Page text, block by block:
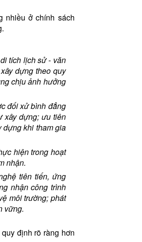
nhiều ở chính sách
tích lịch sử - văn
dựng theo quy
chịu ảnh hưởng
đối xử bình đẳng
xây dựng; ưu tiên
dựng khi tham gia
hiện trong hoạt
nhận.
tiên tiến, ứng
nhận công trình
môi trường; phát
vững.
định rõ ràng hơn